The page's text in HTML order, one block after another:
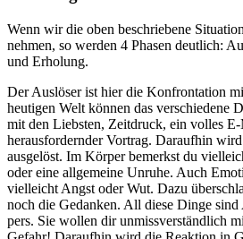
Wenn wir die oben beschriebene
nehmen, so werden 4 Phasen deut­lich:
und Erho­lung.
Der Aus­lö­ser ist hier die Kon­fron­ta­tion
heutigen Welt können das verschiedene
mit den Liebsten, Zeitdruck, ein volles
herausfordernder Vortrag. Dar­auf­hin
aus­ge­löst. Im Körper bemerkst du
oder eine all­ge­meine Unruhe. Auch
viel­leicht Angst oder Wut. Dazu
noch die Gedan­ken. All diese Dinge
pers. Sie wollen dir unmiss­ver­ständ­lich